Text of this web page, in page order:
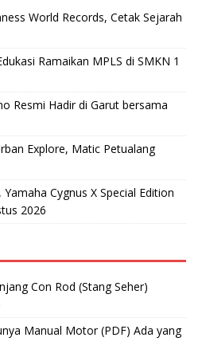
World Records, Cetak Sejarah
Ramaikan MPLS di SMKN 1
Resmi Hadir di Garut bersama
Explore, Matic Petualang
Cygnus X Special Edition
2026
Con Rod (Stang Seher)
Manual Motor (PDF) Ada yang